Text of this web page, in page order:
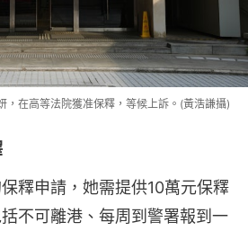
，在高等法院獲准保釋，等候上訴。(黃浩謙攝)
釋申請，她需提供10萬元保釋
不可離港、每周到警署報到一